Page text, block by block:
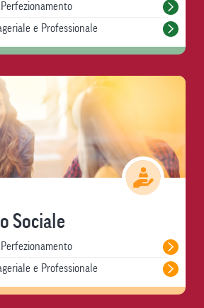
e Professionale
Sociale
e Professionale